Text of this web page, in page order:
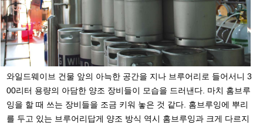
와일드웨이브 건물 앞의 아늑한 공간을 지나 브루어리로 들어서니 3
00리터 용량의 아담한 양조 장비들이 모습을 드러낸다. 마치 홈브루
잉을 할 때 쓰는 장비들을 조금 키워 놓은 것 같다. 홈브루잉에 뿌리
를 두고 있는 브루어리답게 양조 방식 역시 홈브루잉과 크게 다르지